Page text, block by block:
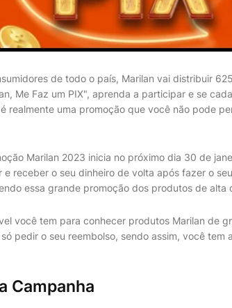
de todo o país, Marilan vai distribuir
Me Faz um PIX", aprenda a participar e se
realmente uma promoção que você não pode
Marilan 2023 inicia no próximo dia 30 de
receber o seu dinheiro de volta após fazer o
essa grande promoção dos produtos de alta
você tem para conhecer produtos Marilan de
pedir o seu reembolso, sendo assim, você
Campanha